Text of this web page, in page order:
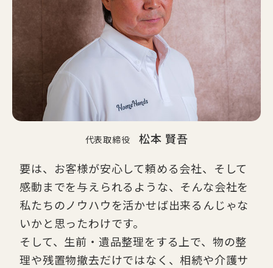
代表取締役松本 賢吾
要は、お客様が安心して頼める会社、そして
感動までを与えられるような、そんな会社を
私たちのノウハウを活かせば出来るんじゃな
いかと思ったわけです。
そして、生前・遺品整理をする上で、物の整
理や残置物撤去だけではなく、相続や介護サ